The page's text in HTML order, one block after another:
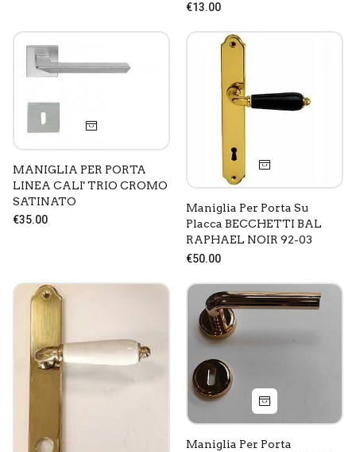
€13.00
MANIGLIA PER PORTA
LINEA CALI' TRIO CROMO
SATINATO
€35.00
Maniglia Per Porta Su
Placca BECCHETTI BAL
RAPHAEL NOIR 92-03
€50.00
Maniglia Per Porta